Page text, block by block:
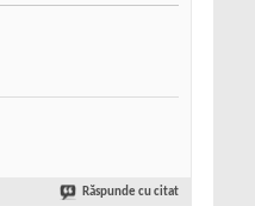
Răspunde cu citat